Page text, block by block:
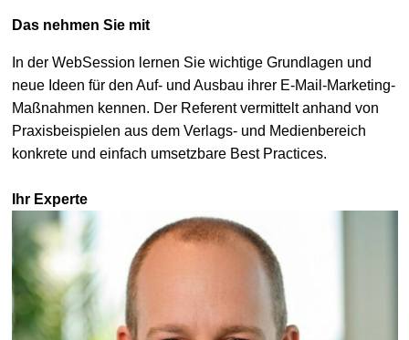
Das nehmen Sie mit
In der WebSession lernen Sie wichtige Grundlagen und
neue Ideen für den Auf- und Ausbau ihrer E-Mail-Marketing-
Maßnahmen kennen. Der Referent vermittelt anhand von
Praxisbeispielen aus dem Verlags- und Medienbereich
konkrete und einfach umsetzbare Best Practices.
Ihr Experte